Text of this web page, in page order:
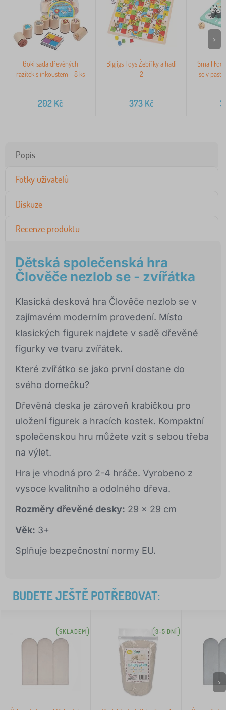
Goki sada dřevěných
razítek s inkoustem - 8 ks
202 Kč
Bigjigs Toys Žebříky a hadi
2
373Kč
Small
se v
>
Popis
Fotky uživatelů
Diskuze
Recenze produktu
Dětská společenská hra
Člověče nezlob se - zvířátka
Klasická desková hra Člověče nezlob se v
zajímavém moderním provedení. Místo
klasických figurek najdete v sadě dřevěné
figurky ve tvaru zvířátek.
Které zvířátko se jako první dostane do
svého domečku?
Dřevěná deska je zároveň krabičkou pro
uložení figurek a hracích kostek. Kompaktní
společenskou hru můžete vzít s sebou třeba
na výlet.
Hra je vhodná pro 2-4 hráče. Vyrobeno z
vysoce kvalitního a odolného dřeva.
Rozměry dřevěné desky: 29 x 29 cm
Věk: 3+
Splňuje bezpečnostní normy EU.
BUDETE JEŠTĚ POTŘEBOVAT:
SKLADEM 3-5 DNÍ
>